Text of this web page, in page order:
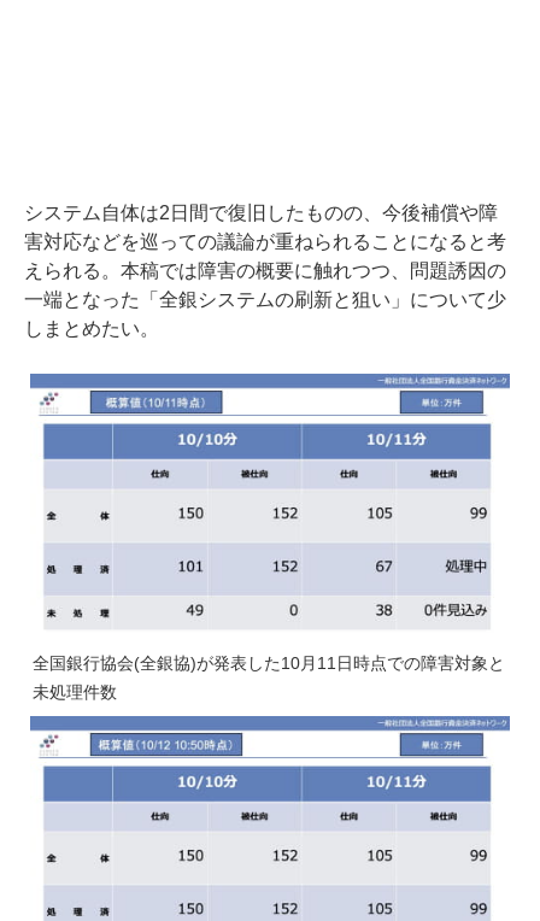
システム自体は2日間で復旧したものの、今後補償や障
害対応などを巡っての議論が重ねられることになると考
えられる。本稿では障害の概要に触れつつ、問題誘因の
一端となった「全銀システムの刷新と狙い」について少
しまとめたい。
全国銀行協会(全銀協)が発表した10月11日時点での障害対象と
未処理件数